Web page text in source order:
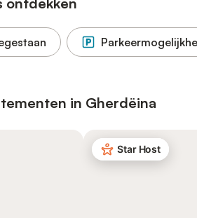
in Gherdëina
Star Host